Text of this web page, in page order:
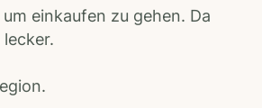
einkaufen zu gehen. Da